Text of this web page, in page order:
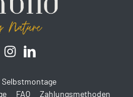
Selbstmontage
FAQ Zahlungsmethoden